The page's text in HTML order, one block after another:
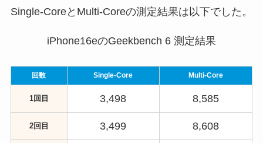
Single-CoreとMulti-Coreの測定結果は以下でした。
iPhone16eのGeekbench 6 測定結果
回数 Single-Core Multi-Core
1回目 3,498 8,585
2回目 3,499 8,608